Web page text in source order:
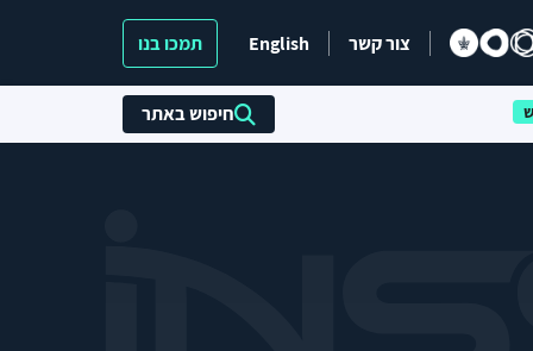
צור קשר English תמכו בנו
חיפוש באתר